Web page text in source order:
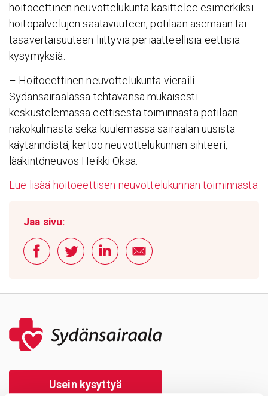
hoitoeettinen neuvottelukunta käsittelee esimerkiksi
hoitopalvelujen saatavuuteen, potilaan asemaan tai
tasavertaisuuteen liittyviä periaatteellisia eettisiä
kysymyksiä.
– Hoitoeettinen neuvottelukunta vieraili
Sydänsairaalassa tehtävänsä mukaisesti
keskustelemassa eettisestä toiminnasta potilaan
näkökulmasta sekä kuulemassa sairaalan uusista
käytännöistä, kertoo neuvottelukunnan sihteeri,
lääkintöneuvos Heikki Oksa.
Lue lisää hoitoeettisen neuvottelukunnan toiminnasta
Jaa sivu:
Usein kysyttyä